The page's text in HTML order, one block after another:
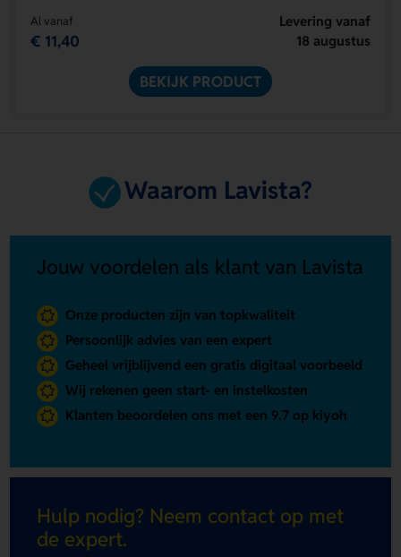
Al vanaf
€ 11,40
Levering vanaf
18 augustus
BEKIJK PRODUCT
Waarom Lavista?
Jouw voordelen als klant van Lavista
Onze producten zijn van topkwaliteit
Persoonlijk advies van een expert
Geheel vrijblijvend een gratis digitaal voorbeeld
Wij rekenen geen start- en instelkosten
Klanten beoordelen ons met een 9.7 op kiyoh
Hulp nodig? Neem contact op met
de expert.